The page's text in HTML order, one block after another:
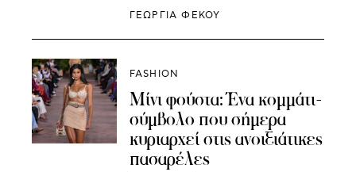
ΓΕΩΡΓΙΑ ΦΕΚΟΥ
FASHION
Mίνι φούστα: Ένα κομμάτι-
σύμβολο που σήμερα
κυριαρχεί στις ανοιξιάτικες
πασαρέλες